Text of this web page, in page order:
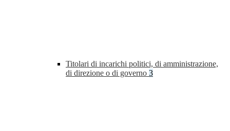
Titolari di incarichi politici, di amministrazione,
di direzione o di governo 3